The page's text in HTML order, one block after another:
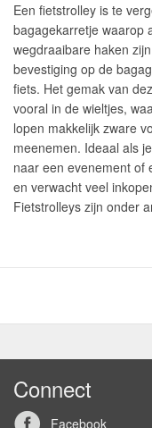
Een fietstrolley is te
bagagekarretje waarop
wegdraaibare haken
bevestiging op de
fiets. Het gemak van
vooral in de wieltjes,
lopen makkelijk zware
meenemen. Ideaal als
naar een evenement of
en verwacht veel
Fietstrolleys zijn onder
Connect
Facebook